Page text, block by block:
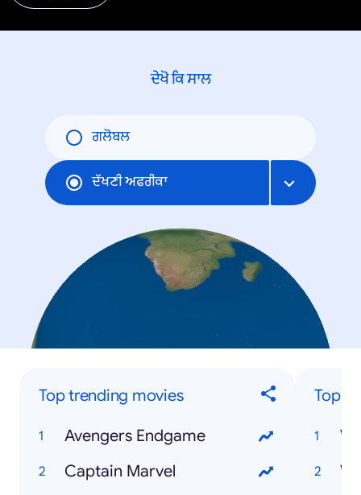
ਦੇਖੋ ਕਿ ਸਾਲ
ਗਲੋਬਲ
ਦੱਖਣੀ ਅਫਰੀਕਾ
Top trending movies
Avengers Endgame
Captain Marvel
Top